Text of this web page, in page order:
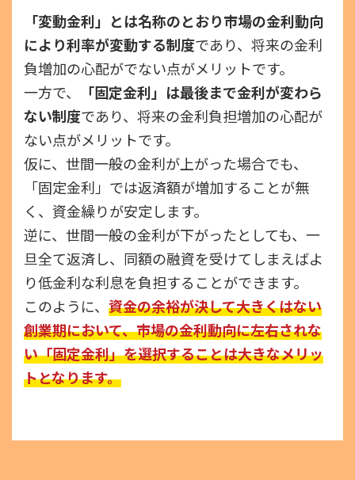
「変動金利」とは名称のとおり市場の金利動向
により利率が変動する制度であり、将来の金利
負増加の心配がでない点がメリットです。
一方で、
「固定金利」は最後まで金利が変わら
ない制度であり、将来の金利負担増加の心配が
ない点がメリットです。
仮に、世間一般の金利が上がった場合でも、
「固定金利」では返済額が増加することが無
く、資金繰りが安定します。
逆に、世間一般の金利が下がったとしても、一
旦全て返済し、同額の融資を受けてしまえばよ
り低金利な利息を負担することができます。
このように、 資金の余裕が決して大きくはない
創業期において、市場の金利動向に左右されな
い「固定金利」を選択することは大きなメリッ
トとなります。